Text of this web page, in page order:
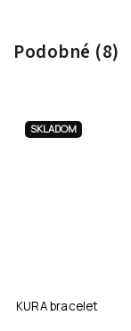
Podobné (8)
SKLADOM
KURA bracelet